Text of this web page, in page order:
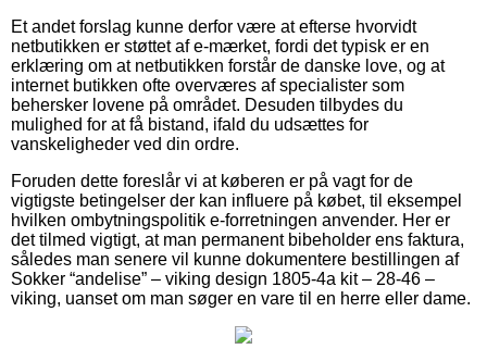
Et andet forslag kunne derfor være at efterse hvorvidt
netbutikken er støttet af e-mærket, fordi det typisk er en
erklæring om at netbutikken forstår de danske love, og at
internet butikken ofte overværes af specialister som
behersker lovene på området. Desuden tilbydes du
mulighed for at få bistand, ifald du udsættes for
vanskeligheder ved din ordre.
Foruden dette foreslår vi at køberen er på vagt for de
vigtigste betingelser der kan influere på købet, til eksempel
hvilken ombytningspolitik e-forretningen anvender. Her er
det tilmed vigtigt, at man permanent bibeholder ens faktura,
således man senere vil kunne dokumentere bestillingen af
Sokker “andelise” – viking design 1805-4a kit – 28-46 –
viking, uanset om man søger en vare til en herre eller dame.